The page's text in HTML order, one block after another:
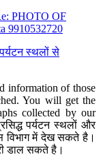
PHOTO OF
9910532720
स्थलों से
information of those
You will get the
collected by our
पर्यटन स्थलों और
विभाग में देख सकते है।
डाल सकते है।